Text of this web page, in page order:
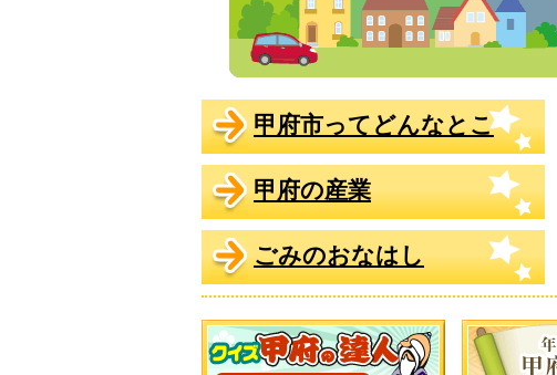
甲府市ってどんなとこ
甲府の産業
ごみのおなはし